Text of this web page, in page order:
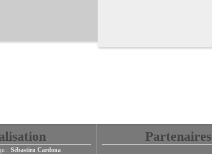
: Sébastien Cardona
Partenaires